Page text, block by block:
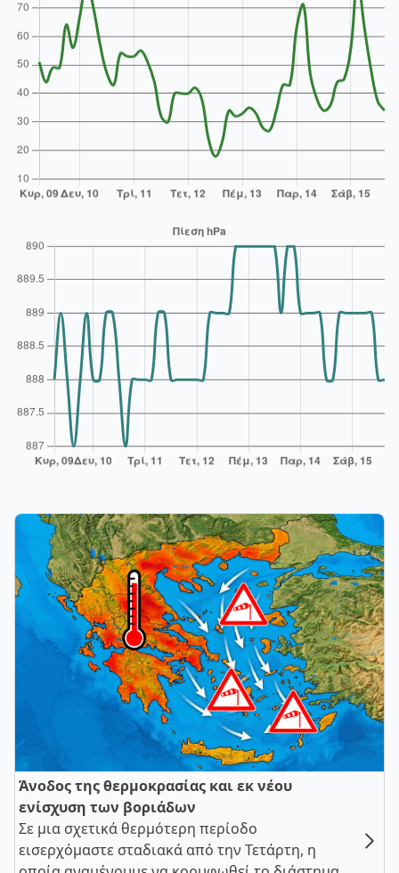
Άνοδος της θερμοκρασίας και εκ νέου
ενίσχυση των βοριάδων
Σε μια σχετικά θερμότερη περίοδο
εισερχόμαστε σταδιακά από την Τετάρτη, η